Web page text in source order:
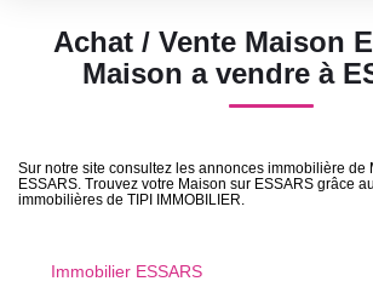
Nos Biens Loués
Vendre
Sélectionnez...
Type de bien
Surface min
Créer une alerte
Achat / Vente Maison
Maison a vendre à
Sur notre site consultez les annonces immobilière de
ESSARS. Trouvez votre Maison sur ESSARS grâce
immobilières de TIPI IMMOBILIER.
Immobilier ESSARS